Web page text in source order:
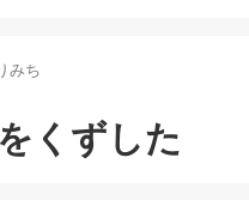
みち
くずした